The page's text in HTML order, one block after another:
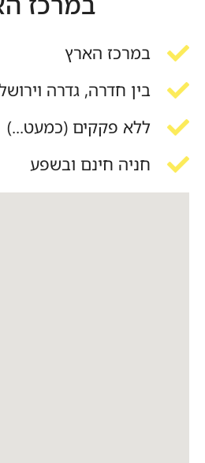
במרכז הארץ
בין חדרה, גדרה
ללא פקקים (כמעט...)
חניה חינם ובשפע